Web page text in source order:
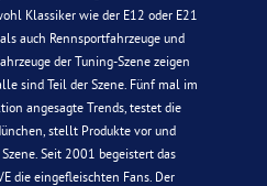
Klassiker wie der E12 oder E21
auch Rennsportfahrzeuge und
der Tuning-Szene zeigen
sind Teil der Szene. Fünf mal im
angesagte Trends, testet die
stellt Produkte vor und
Seit 2001 begeistert das
die eingefleischten Fans. Der